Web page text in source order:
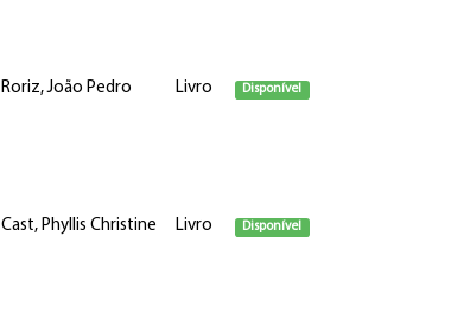
Roriz, João Pedro Livro Disponível
Cast, Phyllis Christine Livro Disponível